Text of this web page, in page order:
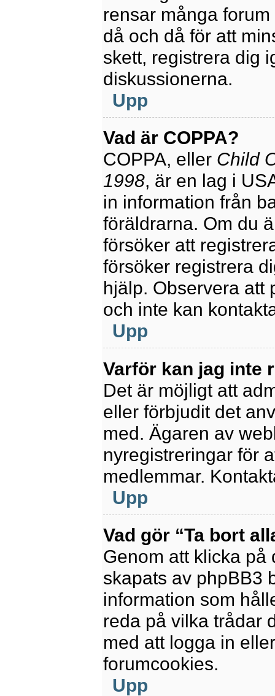
rensar många
då och då för att
skett, registrera dig
diskussionerna.
Upp
Vad är COPPA?
COPPA, eller Child
1998, är en lag i
in information från
föräldrarna. Om du
försöker att
försöker registrera
hjälp. Observera att
och inte kan
Upp
Varför kan jag inte
Det är möjligt att
eller förbjudit det
med. Ägaren av
nyregistreringar för
medlemmar.
Upp
Vad gör “Ta bort
Genom att klicka på
skapats av phpBB3
information som
reda på vilka trådar
med att logga in
forumcookies.
Upp